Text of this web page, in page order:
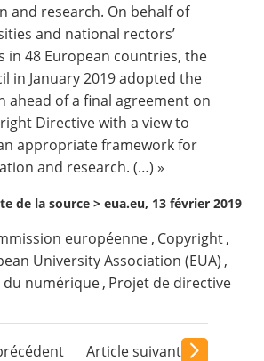
and research. On behalf of
and national rectors’
in 48 European countries, the
in January 2019 adopted the
ahead of a final agreement on
Directivewith a view to
appropriate framework for
and research. (…) »
de la source > eua.eu, 13 février 2019
européenne , Copyright,
University Association (EUA) ,
du numérique, Projet de directive
Article suivant